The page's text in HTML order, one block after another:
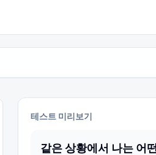
테스트 미리보기
같은 상황에서 나는 어떤